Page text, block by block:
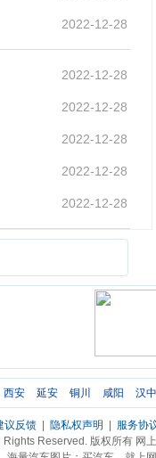
2022-12-28
2022-12-28
2022-12-28
2022-12-28
2022-12-28
2022-12-28
西安 延安 铜川 咸阳 汉中
议反馈| 隐私权声明 服务协
Reserved. 版权所有 网